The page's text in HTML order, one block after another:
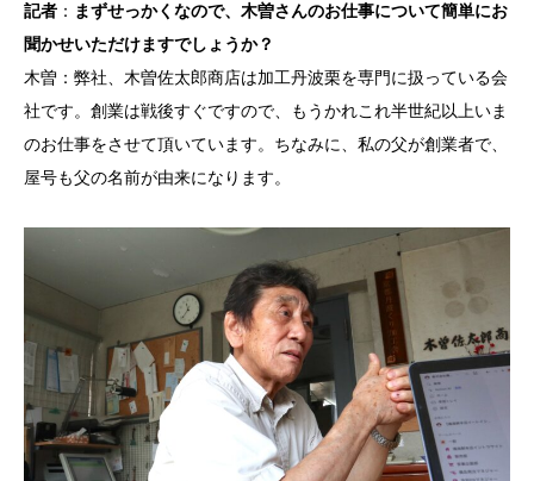
記者 ： まずせっかくなので、木曽さんのお仕事について簡単にお
聞かせいただけますでしょうか？
木曽：弊社、木曽佐太郎商店は加工丹波栗を専門に扱っている会
社です。創業は戦後すぐですので、もうかれこれ半世紀以上いま
のお仕事をさせて頂いています。ちなみに、私の父が創業者で、
屋号も父の名前が由来になります。